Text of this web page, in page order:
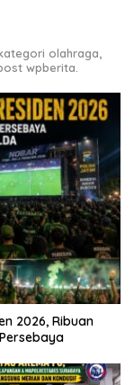
olahraga,
wpberita.
2026, Ribuan